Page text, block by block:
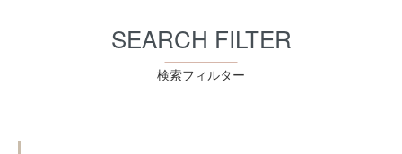
SEARCH FILTER
検索フィルター